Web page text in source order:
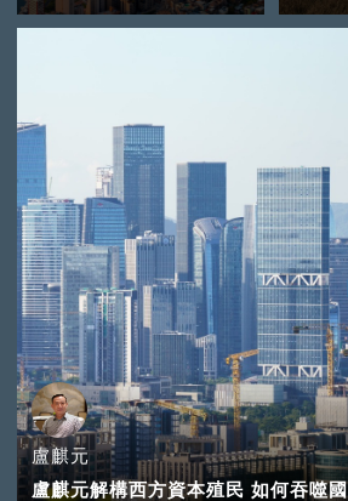
盧麒元
盧麒元解構西方資本殖民 如何吞噬